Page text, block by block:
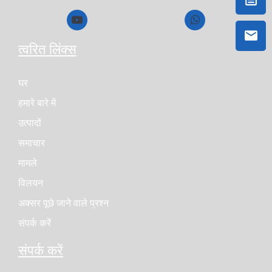
त्वरित लिंक्स
घर
हमारे बारे में
उत्पादों
समाचार
मामले
विलयन
अक्सर पूछे जाने वाले प्रश्न
संपर्क करें
संपर्क करें